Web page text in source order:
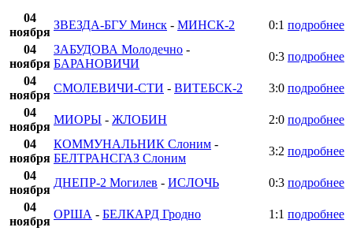
04
ноября
ЗВЕЗДА-БГУ Минск - МИНСК-2 0:1 подробнее
04
ноября
ЗАБУДОВА Молодечно -
БАРАНОВИЧИ
0:3 подробнее
04
ноября
СМОЛЕВИЧИ-СТИ - ВИТЕБСК-2 3:0 подробнее
04
ноября
МИОРЫ - ЖЛОБИН 2:0 подробнее
04
ноября
КОММУНАЛЬНИК Слоним -
БЕЛТРАНСГАЗ Слоним
3:2 подробнее
04
ноября
ДНЕПР-2 Могилев - ИСЛОЧЬ 0:3 подробнее
04
ноября
ОРША - БЕЛКАРД Гродно 1:1 подробнее